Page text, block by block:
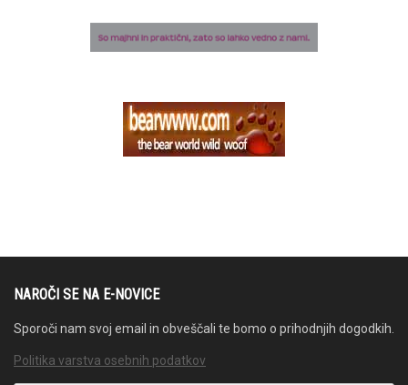
NAROČI SE NA E-NOVICE
Sporoči nam svoj email in obveščali te bomo o prihodnjih dogodkih.
Politika varstva osebnih podatkov